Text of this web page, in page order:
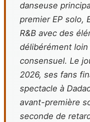
danseuse
premier EP solo,
R&B avec des
délibérément
consensuel. Le
2026, ses fans
spectacle à
avant-première
seconde de